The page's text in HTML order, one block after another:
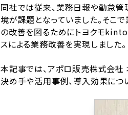
同社では従来、業務日報や勤怠管
境が課題となっていました。そこ
の改善を図るためにトヨクモ
スによる業務改善を実現しました。
本記事では、アポロ販売株式会
決め手や活用事例、導入効果につ